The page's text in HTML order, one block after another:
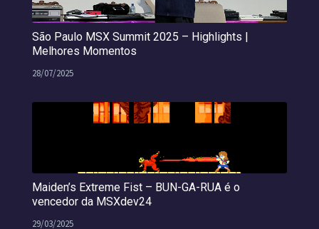
São Paulo MSX Summit 2025 – Highlights |
Melhores Momentos
28/07/2025
Maiden’s Extreme Fist – BUN-GA-RUA é o
vencedor da MSXdev24
29/03/2025